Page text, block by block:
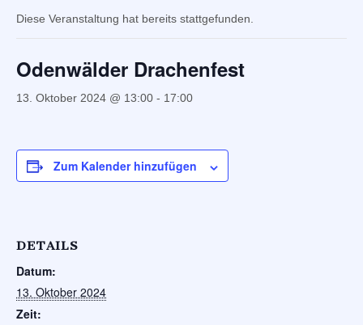
Diese Veranstaltung hat bereits stattgefunden.
Odenwälder Drachenfest
13. Oktober 2024 @ 13:00 - 17:00
Zum Kalender hinzufügen
DETAILS
Datum:
13. Oktober 2024
Zeit: